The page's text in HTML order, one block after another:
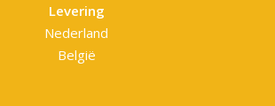
Levering
Nederland
België